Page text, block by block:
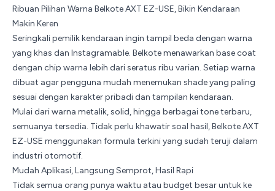
Ribuan Pilihan Warna Belkote AXT EZ-USE, Bikin Kendaraan
Makin Keren
Seringkali pemilik kendaraan ingin tampil beda dengan warna
yang khas dan Instagramable. Belkote menawarkan base coat
dengan chip warna lebih dari seratus ribu varian. Setiap warna
dibuat agar pengguna mudah menemukan shade yang paling
sesuai dengan karakter pribadi dan tampilan kendaraan.
Mulai dari warna metalik, solid, hingga berbagai tone terbaru,
semuanya tersedia. Tidak perlu khawatir soal hasil, Belkote AXT
EZ-USE menggunakan formula terkini yang sudah teruji dalam
industri otomotif.
Mudah Aplikasi, Langsung Semprot, Hasil Rapi
Tidak semua orang punya waktu atau budget besar untuk ke